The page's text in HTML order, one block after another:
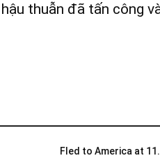
thuẫn đã tấn công
Fled to America at